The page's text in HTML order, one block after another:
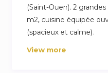
(Saint-Ouen). 2
m2, cuisine équipée
(spacieux et calme).
Bureau dédié pour
View more